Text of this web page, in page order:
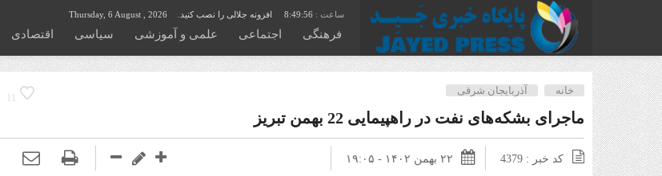
8:49:57 افزونه جلالی را نصب کنید. Thursday, 6 August , 2026
فرهنگی اجتماعی علمی و آموزشی سیاسی اقتصادی
11
خانه آذربایجان شرقی
ماجرای بشکه‌های نفت در راهپیمایی 22 بهمن تبریز
کد خبر : 4379 ۲۲ بهمن ۱۴۰۲ - ۱۹:۰۵